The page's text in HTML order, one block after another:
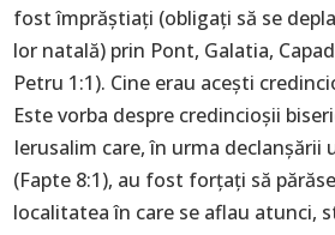
fost împrăștiați (obligați să se
lor natală) prin Pont, Galatia,
Petru 1:1). Cine erau acești
Este vorba despre credincioșii
Ierusalim care, în urma declanșării
(Fapte 8:1), au fost forțați să
localitatea în care se aflau atunci,